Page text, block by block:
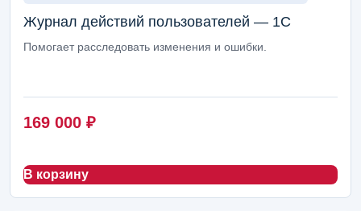
Журнал действий пользователей — 1С
Помогает расследовать изменения и ошибки.
169 000 ₽
В корзину